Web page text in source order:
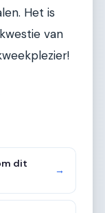
Het is
van
dit
→